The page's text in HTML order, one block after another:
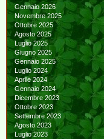
Gennaio 2026
Novembre 2025
Ottobre 2025
Agosto 2025
Luglio 2025
Giugno 2025
Gennaio 2025
Luglio 2024
Aprile 2024
Gennaio 2024
Dicembre 2023
Ottobre 2023
Settembre 2023
Agosto 2023
Luglio 2023